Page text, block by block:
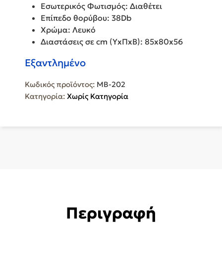
Εσωτερικός Φωτισμός: Διαθέτει
Επίπεδο θορύβου: 38Db
Χρώμα: Λευκό
Διαστάσεις σε cm (ΥxΠxΒ): 85x80x56
Εξαντλημένο
Κωδικός προϊόντος: MB-202
Κατηγορία: Χωρίς Κατηγορία
Περιγραφή